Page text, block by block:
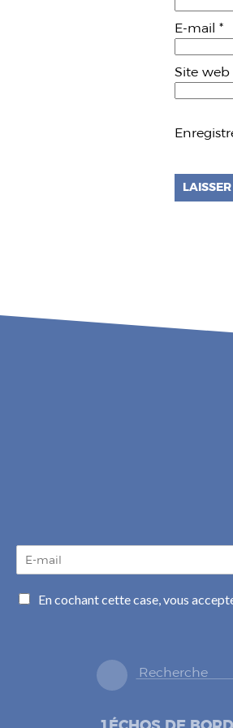
E-mail*
Site web
a
C
En cochant cette case, vous